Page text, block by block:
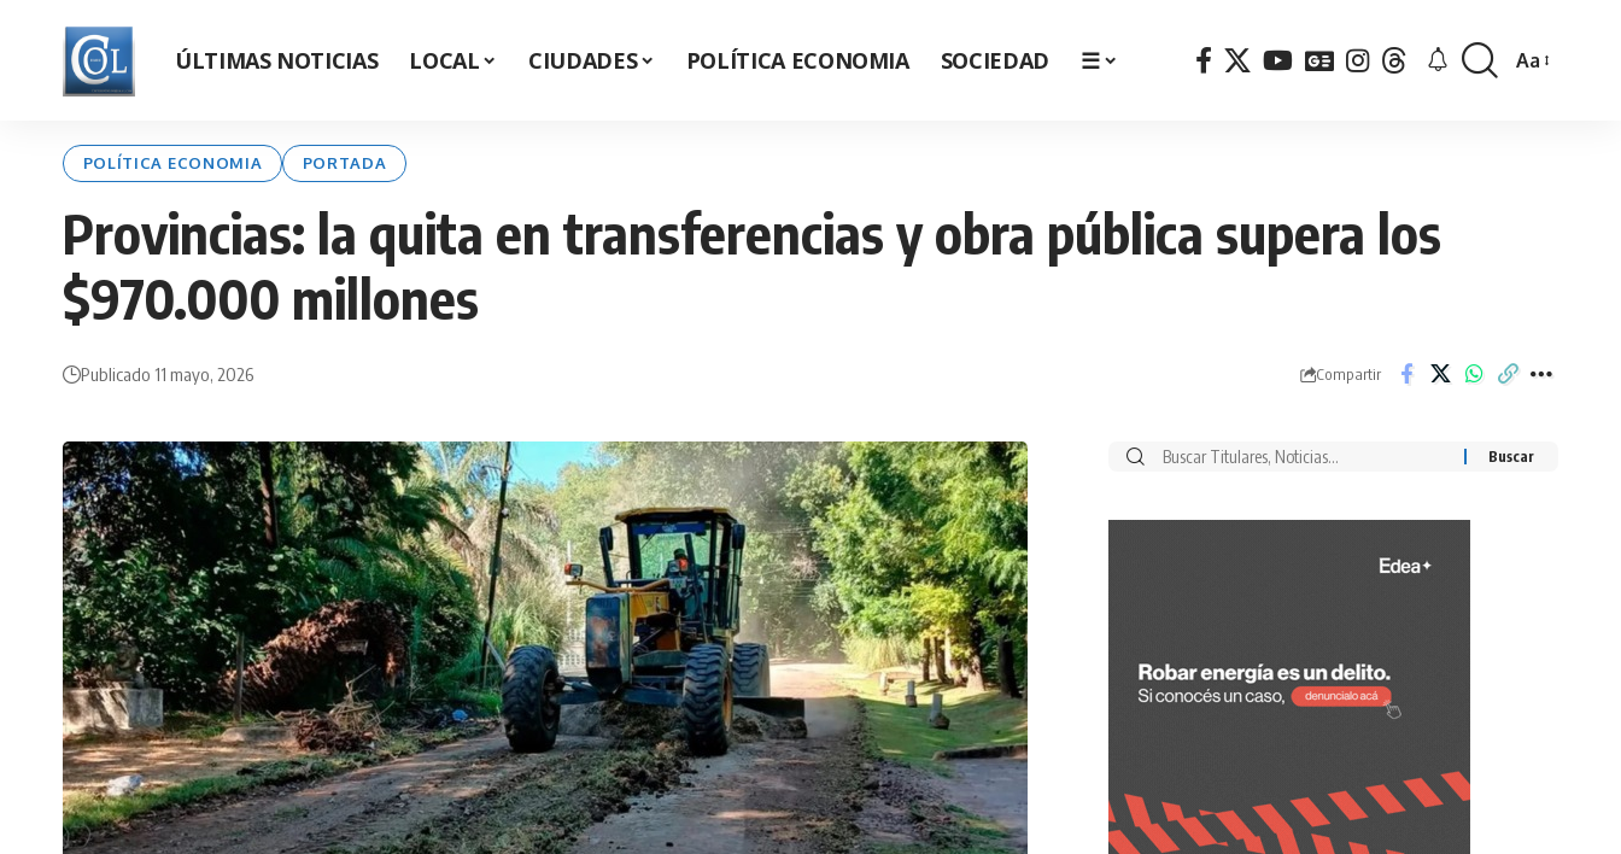
ÚLTIMAS NOTICIAS LOCAL CIUDADES POLÍTICA ECONOMIA SOCIEDAD ☰
Font
Aa
POLÍTICA ECONOMIA PORTADA
Provincias: la quita en transferencias y obra pública supera los
$970.000 millones
Publicado 11 mayo, 2026 Compartir
Buscar